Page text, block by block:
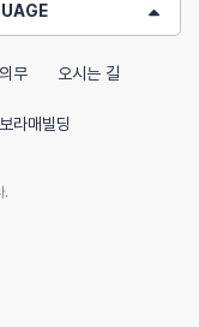
무 오시는 길
라매빌딩
.